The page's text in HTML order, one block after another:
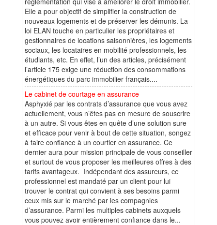
Elle a pour objectif de simplifier la construction de
nouveaux logements et de préserver les démunis. La
loi ELAN touche en particulier les propriétaires et
gestionnaires de locations saisonnières, les logements
sociaux, les locataires en mobilité professionnels, les
étudiants, etc. En effet, l’un des articles, précisément
l’article 175 exige une réduction des consommations
énergétiques du parc immobilier français....
Le cabinet de courtage en assurance
Asphyxié par les contrats d’assurance que vous avez
actuellement, vous n’êtes pas en mesure de souscrire
à un autre. Si vous êtes en quête d’une solution sure
et efficace pour venir à bout de cette situation, songez
à faire confiance à un courtier en assurance. Ce
dernier aura pour mission principale de vous conseiller
et surtout de vous proposer les meilleures offres à des
tarifs avantageux. Indépendant des assureurs, ce
professionnel est mandaté par un client pour lui
trouver le contrat qui convient à ses besoins parmi
ceux mis sur le marché par les compagnies
d’assurance. Parmi les multiples cabinets auxquels
vous pouvez avoir entièrement confiance dans le...